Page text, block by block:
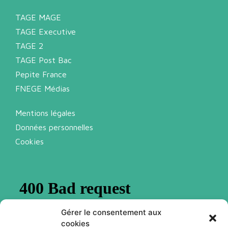
Gérer le consentement aux
cookies
TAGE MAGE
TAGE Executive
TAGE 2
TAGE Post Bac
Pepite France
FNEGE Médias
Mentions légales
Données personnelles
Cookies